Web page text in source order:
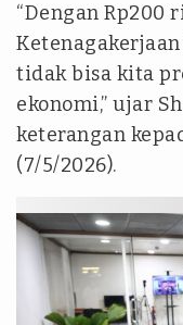
“Dengan Rp200
tidak bisa kita
ekonomi,” ujar
keterangan
(7/5/2026).